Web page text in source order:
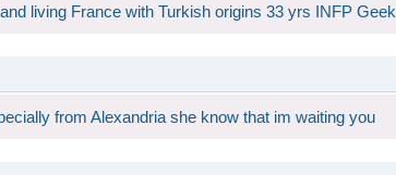
living France with Turkish origins 33 yrs INFP Geek
from Alexandria she know that im waiting you